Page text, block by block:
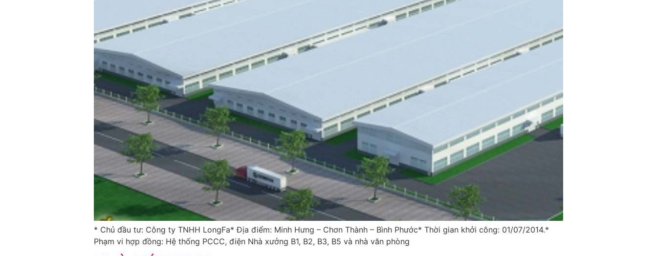
* Chủ đầu tư: Công ty TNHH LongFa* Địa điểm: Minh Hưng – Chơn Thành – Bình Phước* Thời gian khởi công: 01/07/2014.*
Phạm vi hợp đồng: Hệ thống PCCC, điện Nhà xưởng B1, B2, B3, B5 và nhà văn phòng